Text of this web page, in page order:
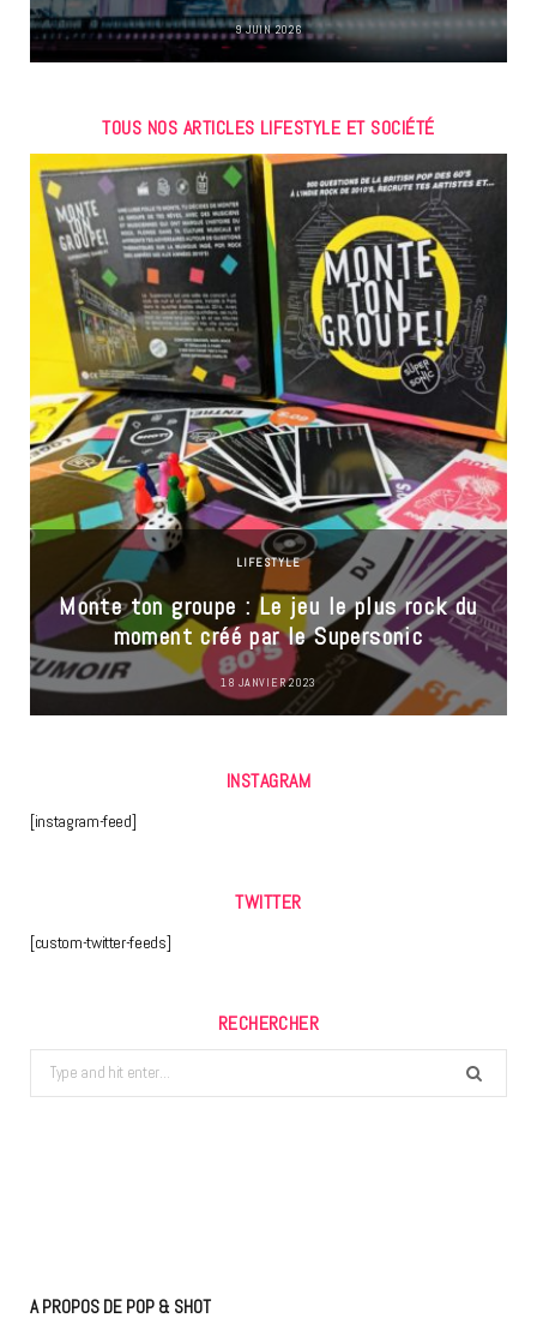
9 JUIN 2026
TOUS NOS ARTICLES LIFESTYLE ET SOCIÉTÉ
LIFESTYLE
Monte ton groupe : Le jeu le plus rock du
moment créé par le Supersonic
18 JANVIER 2023
INSTAGRAM
[instagram-feed]
TWITTER
[custom-twitter-feeds]
RECHERCHER
Search
for:
A PROPOS DE POP & SHOT